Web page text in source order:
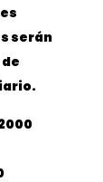
serán